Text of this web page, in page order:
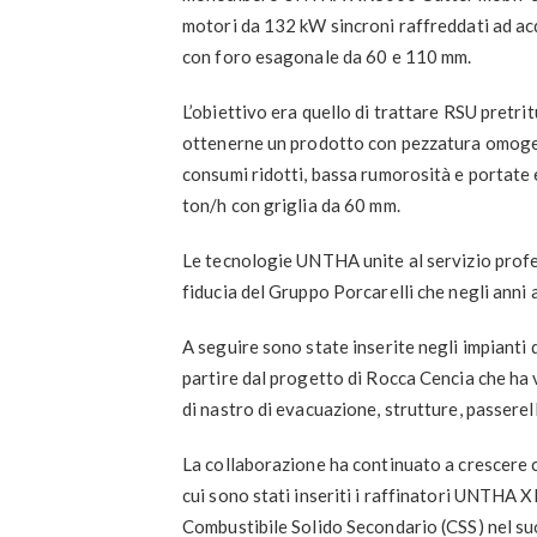
motori da 132 kW sincroni raffreddati ad
con foro esagonale da 60 e 110 mm.
L’obiettivo era quello di trattare RSU
ottenerne un prodotto con pezzatura
consumi ridotti, bassa rumorosità e
ton/h con griglia da 60 mm.
Le tecnologie UNTHA unite al servizio
fiducia del Gruppo Porcarelli che negli
A seguire sono state inserite negli impianti
partire dal progetto di Rocca Cencia che
di nastro di evacuazione, strutture,
La collaborazione ha continuato a
cui sono stati inseriti i raffinatori UNTHA
Combustibile Solido Secondario (CSS) nel